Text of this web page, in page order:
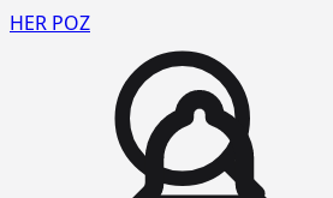
HER POZ